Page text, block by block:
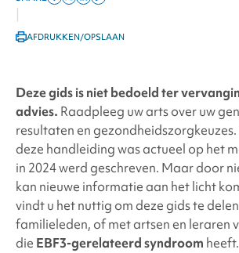
Share
facebook
Share
ShareCopy
AFDRUKKEN/OPSLAAN
Deze gids is niet bedoeld ter
advies. Raadpleeg uw arts over uw
resultaten en
deze handleiding was actueel op het
in 2024 werd geschreven. Maar door
kan nieuwe informatie aan het licht
vindt u het nuttig om deze gids te
familieleden, of met artsen en leraren
die EBF3-gerelateerd syndroom heeft.